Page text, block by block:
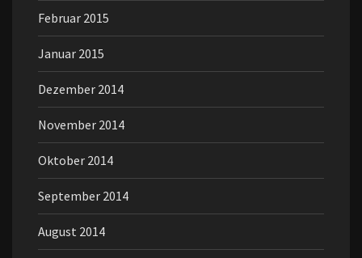
Februar 2015
Januar 2015
Dezember 2014
November 2014
Oktober 2014
September 2014
August 2014